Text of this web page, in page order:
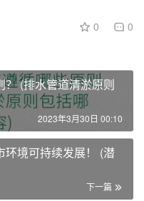
0 0
(排水管道清淤原则
2023年3月30日 00:10
境可持续发展！ (潜
下一篇